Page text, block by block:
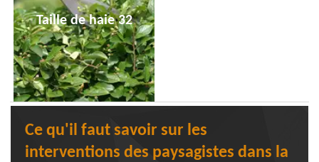
Taille de haie 32
Ce qu'il faut savoir sur les
interventions des paysagistes dans la